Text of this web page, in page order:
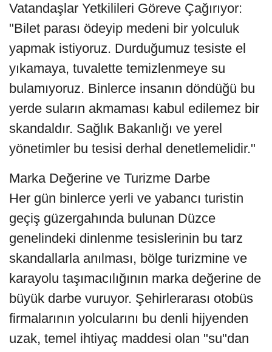
Vatandaşlar Yetkilileri Göreve Çağırıyor:
"Bilet parası ödeyip medeni bir yolculuk
yapmak istiyoruz. Durduğumuz tesiste el
yıkamaya, tuvalette temizlenmeye su
bulamıyoruz. Binlerce insanın döndüğü bu
yerde suların akmaması kabul edilemez bir
skandaldır. Sağlık Bakanlığı ve yerel
yönetimler bu tesisi derhal denetlemelidir."
Marka Değerine ve Turizme Darbe
​Her gün binlerce yerli ve yabancı turistin
geçiş güzergahında bulunan Düzce
genelindeki dinlenme tesislerinin bu tarz
skandallarla anılması, bölge turizmine ve
karayolu taşımacılığının marka değerine de
büyük darbe vuruyor. Şehirlerarası otobüs
firmalarının yolcularını bu denli hijyenden
uzak, temel ihtiyaç maddesi olan "su"dan